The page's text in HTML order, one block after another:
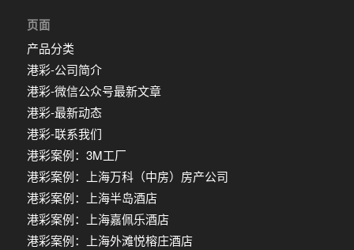
页面
产品分类
港彩-公司简介
港彩-微信公众号最新文章
港彩-最新动态
港彩-联系我们
港彩案例：3M工厂
港彩案例：上海万科（中房）房产公司
港彩案例：上海半岛酒店
港彩案例：上海嘉佩乐酒店
港彩案例：上海外滩悦榕庄酒店